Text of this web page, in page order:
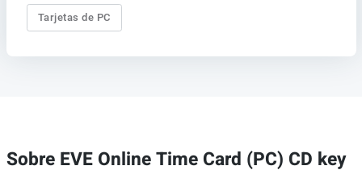
Tarjetas de PC
Sobre EVE Online Time Card (PC) CD key